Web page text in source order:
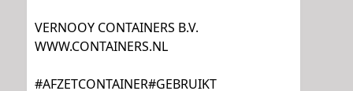
VERNOOY CONTAINERS B.V.
WWW.CONTAINERS.NL
#AFZETCONTAINER#GEBRUIKT